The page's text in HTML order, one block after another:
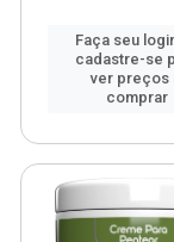
Faça seu
cadastre-se
ver preços
comprar